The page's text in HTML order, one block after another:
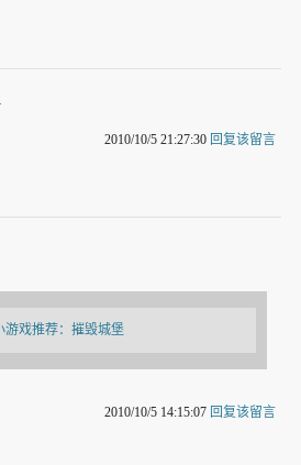
2010/10/5 21:27:30 回复该留言
游戏推荐：摧毁城堡
2010/10/5 14:15:07 回复该留言